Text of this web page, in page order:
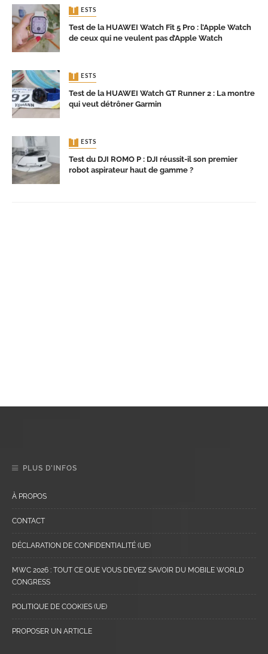
TESTS
Test de la HUAWEI Watch Fit 5 Pro : l’Apple Watch
de ceux qui ne veulent pas d’Apple Watch
TESTS
Test de la HUAWEI Watch GT Runner 2 : La montre
qui veut détrôner Garmin
TESTS
Test du DJI ROMO P : DJI réussit-il son premier
robot aspirateur haut de gamme ?
PLUS D’INFOS
À PROPOS
CONTACT
DÉCLARATION DE CONFIDENTIALITÉ (UE)
MWC 2026 : TOUT CE QUE VOUS DEVEZ SAVOIR DU MOBILE WORLD
CONGRESS
POLITIQUE DE COOKIES (UE)
PROPOSER UN ARTICLE